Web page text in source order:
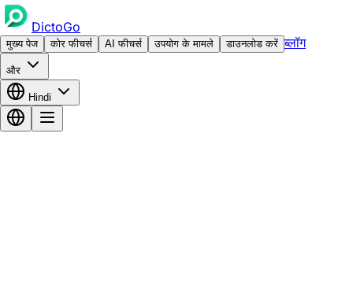
DictoGo
मुख्य पेज कोर फीचर्स AI फीचर्स उपयोग के मामले डाउनलोड करें ब्लॉग
और
Hindi